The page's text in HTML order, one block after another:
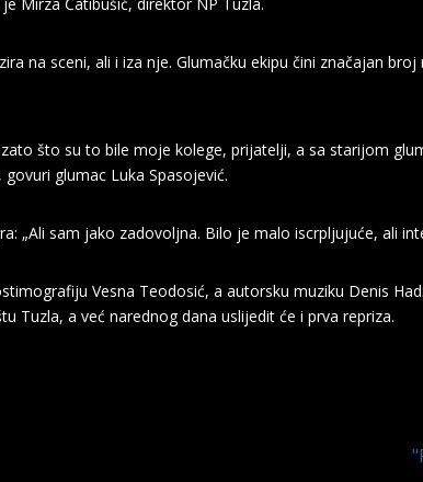
na sceni, ali i iza nje. Glumačku ekipu čini značajan
što su to bile moje kolege, prijatelji, a sa starijom
glumac Luka Spasojević.
„Ali sam jako zadovoljna. Bilo je malo iscrpljujuće, ali
Vesna Teodosić, a autorsku muziku Denis
Tuzla, a već narednog dana uslijedit će i prva repriza.